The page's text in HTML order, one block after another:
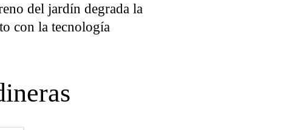
del jardín degrada la
con la tecnología